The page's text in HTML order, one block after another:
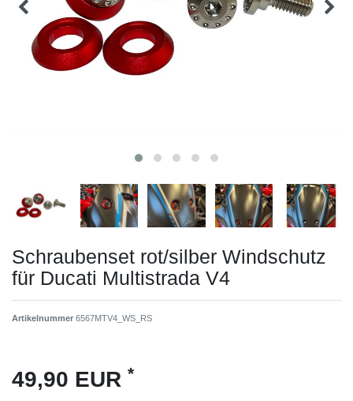
Schraubenset rot/silber Windschutz
für Ducati Multistrada V4
Artikelnummer 6567MTV4_WS_RS
49,90 EUR *